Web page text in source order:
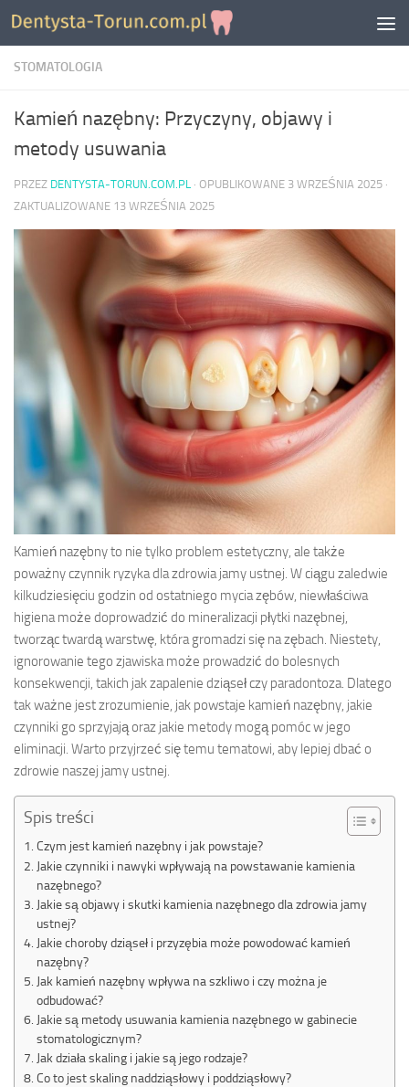
Skip to content
STOMATOLOGIA
Kamień nazębny: Przyczyny, objawy i
metody usuwania
PRZEZ DENTYSTA-TORUN.COM.PL · OPUBLIKOWANE 3 WRZEŚNIA 2025 ·
ZAKTUALIZOWANE 13 WRZEŚNIA 2025
Kamień nazębny to nie tylko problem estetyczny, ale także
poważny czynnik ryzyka dla zdrowia jamy ustnej. W ciągu zaledwie
kilkudziesięciu godzin od ostatniego mycia zębów, niewłaściwa
higiena może doprowadzić do mineralizacji płytki nazębnej,
tworząc twardą warstwę, która gromadzi się na zębach. Niestety,
ignorowanie tego zjawiska może prowadzić do bolesnych
konsekwencji, takich jak zapalenie dziąseł czy paradontoza. Dlatego
tak ważne jest zrozumienie, jak powstaje kamień nazębny, jakie
czynniki go sprzyjają oraz jakie metody mogą pomóc w jego
eliminacji. Warto przyjrzeć się temu tematowi, aby lepiej dbać o
zdrowie naszej jamy ustnej.
Spis treści
Czym jest kamień nazębny i jak powstaje?
Jakie czynniki i nawyki wpływają na powstawanie kamienia
nazębnego?
Jakie są objawy i skutki kamienia nazębnego dla zdrowia jamy
ustnej?
Jakie choroby dziąseł i przyzębia może powodować kamień
nazębny?
Jak kamień nazębny wpływa na szkliwo i czy można je
odbudować?
Jakie są metody usuwania kamienia nazębnego w gabinecie
stomatologicznym?
Jak działa skaling i jakie są jego rodzaje?
Co to jest skaling naddziąsłowy i poddziąsłowy?